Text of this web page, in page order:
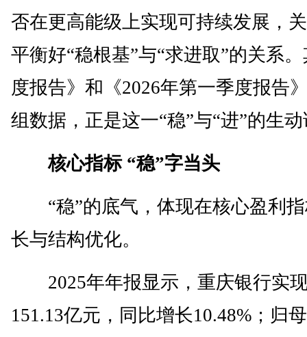
否在更高能级上实现可持续发展，
平衡好“稳根基”与“求进取”的关系
度报告》和《2026年第一季度报告
组数据，正是这一“稳”与“进”的生
核心指标 “稳”字当头
“稳”的底气，体现在核心盈利指
长与结构优化。
2025年年报显示，重庆银行实
151.13亿元，同比增长10.48%；归